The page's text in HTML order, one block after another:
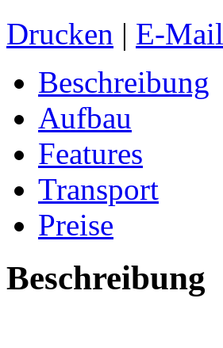
Drucken | E-Mail
Beschreibung
Aufbau
Features
Transport
Preise
Beschreibung